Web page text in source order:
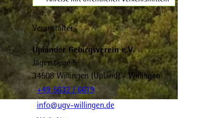
Veranstalter
Upländer Gebirgsverein e.V.
Jägerstiege 5
34508Willingen (Upland)- Willingen
+49 5632 / 6619
info@ugv-willingen.de